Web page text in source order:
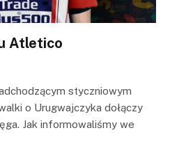
Atletico
styczniowym
o Urugwajczyka dołączy
Jak informowaliśmy we